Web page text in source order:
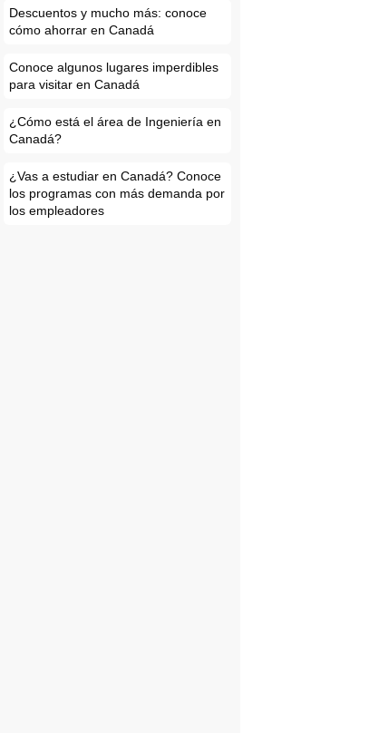
Descuentos y mucho más: conoce
cómo ahorrar en Canadá
Conoce algunos lugares imperdibles
para visitar en Canadá
¿Cómo está el área de Ingeniería en
Canadá?
¿Vas a estudiar en Canadá? Conoce
los programas con más demanda por
los empleadores